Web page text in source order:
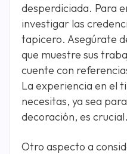
desperdiciada. Para
investigar las
tapicero. Asegúrate
que muestre sus
cuente con
La experiencia en el
necesitas, ya sea
decoración, es crucial.
Otro aspecto a